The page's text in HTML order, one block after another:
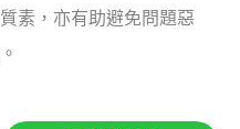
素，亦有助避免問題惡